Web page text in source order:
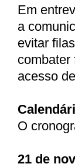
Em
a
evitar
combater
acesso
O
21 de